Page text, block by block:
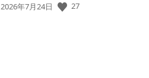
公
2026年7月24日 27